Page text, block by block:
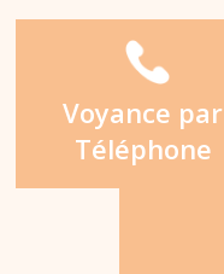
Voyance par
Téléphone